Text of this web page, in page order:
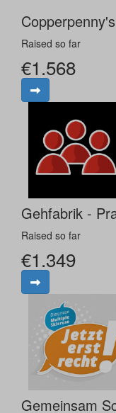
Raised so far
€1.568
Gehfabrik -
Raised so far
€1.349
Gemeinsam